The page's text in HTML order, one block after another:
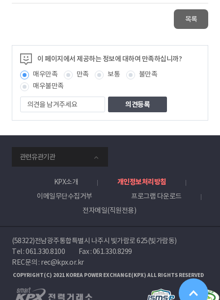
목록
이 페이지에서 제공하는 정보에 대하여 만족하십니까?
매우만족
만족 보통
불만족
매우불만족
의
견
을
겨
주
세
요
관련유관기관
KPX소개
개인정보처리방침
이메일무단수집거부
프로그램 다운로드
전자메일(직원전용)
(58322)전남광주통합특별시 나주시 빛가람로 625(빛가람동)
Tel :061.330.8100
Fax : 061.330.8299
REC문의 : rec@kpx.or.kr
COPYRIGHT(C) 2021 KOREA POWER EXCHANGE(KPX) ALL RIGHTS RESERVED